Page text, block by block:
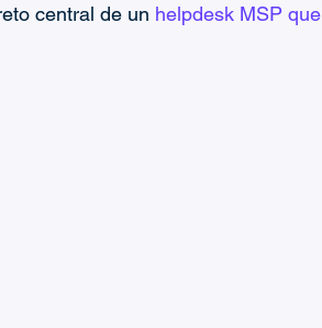
central de un helpdesk MSP que